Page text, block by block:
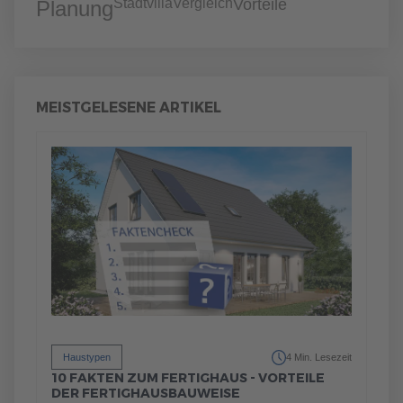
PlanungStadtvillaVergleichVorteile
MEISTGELESENE ARTIKEL
Haustypen 4 Min. Lesezeit
10 FAKTEN ZUM FERTIGHAUS - VORTEILE
DER FERTIGHAUSBAUWEISE